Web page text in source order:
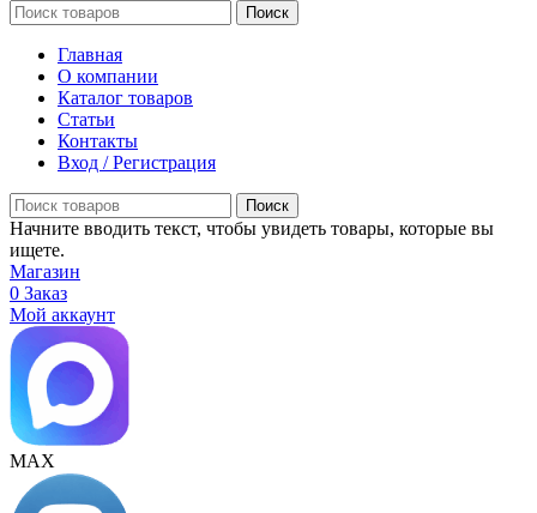
Поиск
Главная
О компании
Каталог товаров
Статьи
Контакты
Вход / Регистрация
Поиск
Начните вводить текст, чтобы увидеть товары, которые вы
ищете.
Магазин
0 Заказ
Мой аккаунт
МАХ